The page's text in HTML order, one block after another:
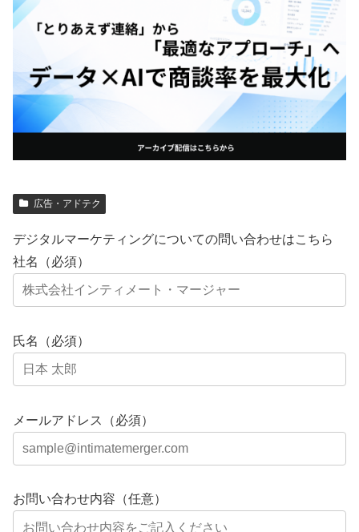
広告・アドテク
デジタルマーケティングについての問い合わせはこちら
社名（必須）
氏名（必須）
メールアドレス（必須）
お問い合わせ内容（任意）